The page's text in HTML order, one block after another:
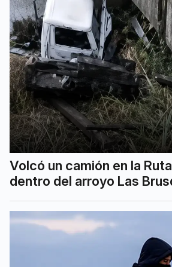
Volcó un camión en la
dentro del arroyo Las